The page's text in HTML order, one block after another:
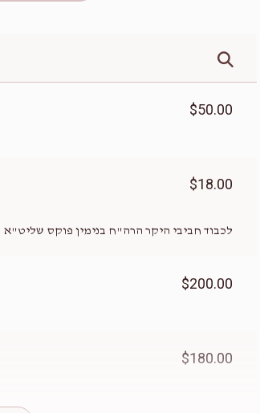
$50.00
$18.00
לכבוד חביבי היקר הרה"ח בנימין פוקס שליט"א
$200.00
$180.00